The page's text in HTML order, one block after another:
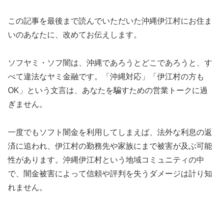
この記事を最後まで読んでいただいた沖縄伊江村にお住ま
いのあなたに、改めてお伝えします。
ソフヤミ・ソフ闇は、沖縄であろうとどこであろうと、す
べて違法なヤミ金融です。「沖縄対応」「伊江村の方も
OK」という文言は、あなたを騙すための営業トークに過
ぎません。
一度でもソフト闇金を利用してしまえば、法外な利息の返
済に追われ、伊江村の勤務先や家族にまで被害が及ぶ可能
性があります。沖縄伊江村という地域コミュニティの中
で、闇金被害によって信頼や評判を失うダメージは計り知
れません。